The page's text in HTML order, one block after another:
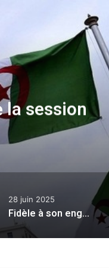
la session
28 juin 2025
Fidèle à son engagement auprès de la presse nationale : l’ANEP sponsorise les festivités du 60e anniversaire d’El Moudjahid